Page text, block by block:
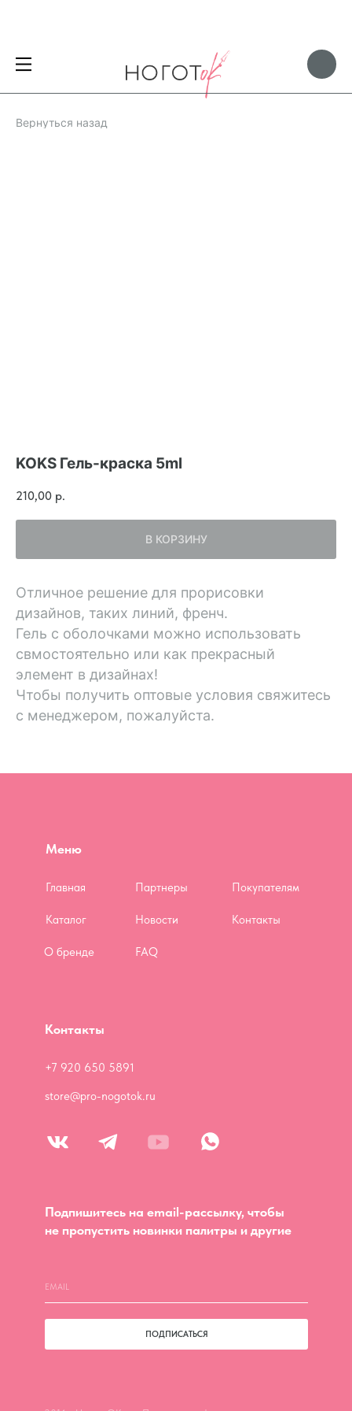
Вернуться назад
KOKS Гель-краска 5ml
210,00 р.
В КОРЗИНУ
Отличное решение для прорисовки
дизайнов, таких линий, френч.
Гель с оболочками можно использовать
свмостоятельно или как прекрасный
элемент в дизайнах!
Чтобы получить оптовые условия свяжитесь
с менеджером, пожалуйста.
Меню
Главная
Каталог
О бренде
Партнеры
Новости Контакты
Покупателям
Контакты
Подпишитесь на email-рассылку, чтобы
не пропустить новинки палитры и другие
+7 920 650 5891
store@pro-nogotok.ru
ПОДПИСАТЬСЯ
FAQ